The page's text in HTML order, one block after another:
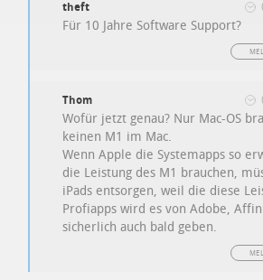
theft
Für 10 Jahre Software Support?
Thom
Wofür jetzt genau? Nur Mac-OS
keinen M1 im Mac.
Wenn Apple die Systemapps so
die Leistung des M1 brauchen,
iPads entsorgen, weil die diese
Profiapps wird es von Adobe,
sicherlich auch bald geben.